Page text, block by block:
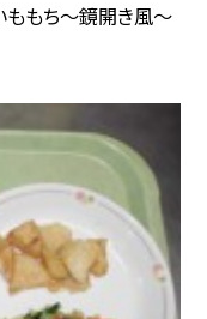
もち～鏡開き風～